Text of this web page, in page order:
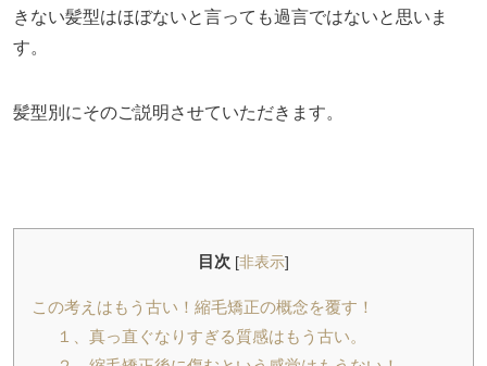
きない髪型はほぼないと言っても過言ではないと思いま
す。
髪型別にそのご説明させていただきます。
目次 [非表示]
この考えはもう古い！縮毛矯正の概念を覆す！
１、真っ直ぐなりすぎる質感はもう古い。